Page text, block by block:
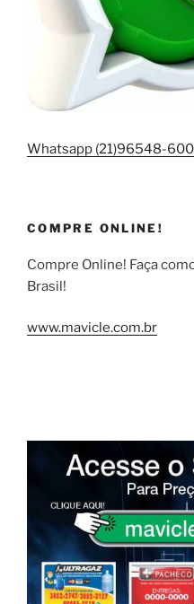
Whatsapp (21)96548-
COMPRE ONLINE!
Compre Online! Faça
Brasil!
www.mavicle.com.br